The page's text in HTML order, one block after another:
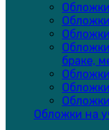
браке,
Обложки на